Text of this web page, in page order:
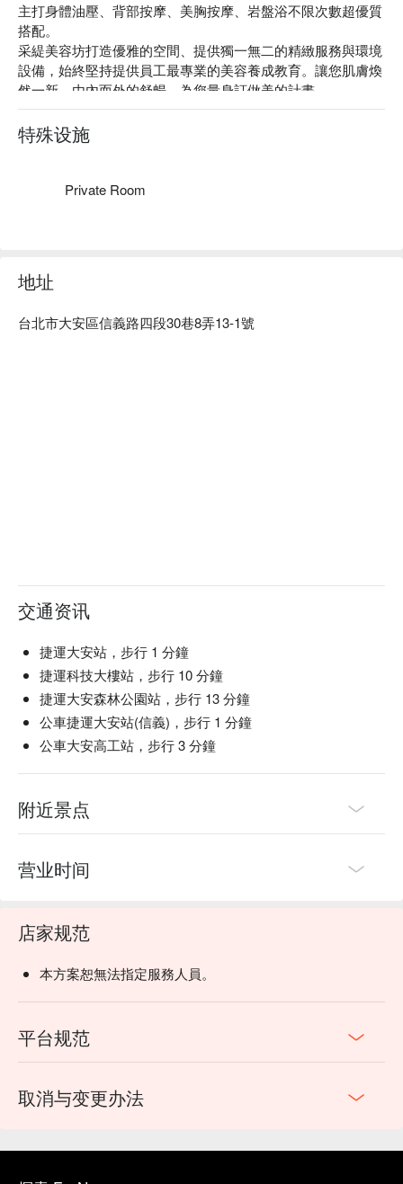
主打身體油壓、背部按摩、美胸按摩、岩盤浴不限次數超優質
搭配。
采緹美容坊打造優雅的空間、提供獨一無二的精緻服務與環境
設備，始終堅持提供員工最專業的美容養成教育。讓您肌膚煥
然一新，由內而外的舒暢，為您量身訂做美的計畫。
口碑好評：采緹美容坊成立至今已逾 12 年，深受顧客好評，
為您提供最優質的服務，提供專屬於您的美的體驗。
質感裝潢：溫馨舒適的設計空間，每間皆為獨立 VIP 室設計，
用感受。
特殊设施
Private Room
地址
台北市大安區信義路四段30巷8弄13-1號
交通资讯
捷運大安站，步行 1 分鐘
捷運科技大樓站，步行 10 分鐘
捷運大安森林公園站，步行 13 分鐘
公車捷運大安站(信義)，步行 1 分鐘
公車大安高工站，步行 3 分鐘
附近景点
营业时间
店家规范
本方案恕無法指定服務人員。
平台规范
取消与变更办法